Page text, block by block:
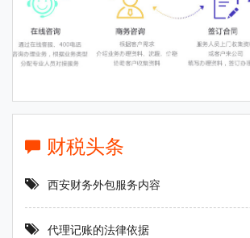
财税头条
西安财务外包服务内容
代理记账的法律依据